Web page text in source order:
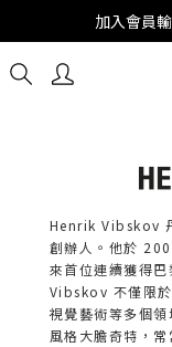
加入會員
Henrik Vibskov
創辦人。他於
來首位連續獲得
Vibskov 不僅限
視覺藝術等多個
風格大膽奇特，